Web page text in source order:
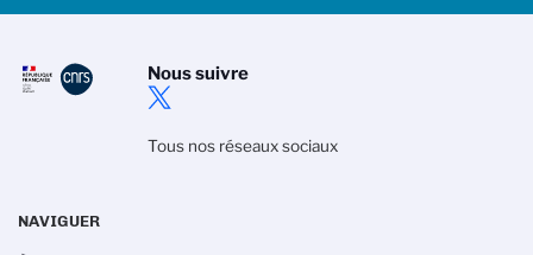
Nous suivre
Tous nos réseaux sociaux
NAVIGUER